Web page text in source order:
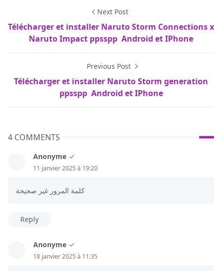
Next Post
Télécharger et installer Naruto Storm Connections x
Naruto Impact ppsspp Android et IPhone
Previous Post
Télécharger et installer Naruto Storm generation
ppsspp Android et IPhone
4 COMMENTS
Anonyme
11 janvier 2025 à 19:20
كلمة المرور غير صحيحة
Reply
Anonyme
18 janvier 2025 à 11:35